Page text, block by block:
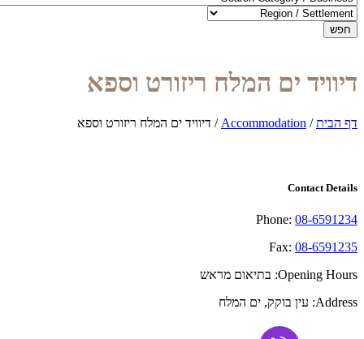
חפש
דיוויד ים המלח ריזורט וספא
דף הבית/
Accommodation
/ דיוויד ים המלח ריזורט וספא
Contact Details
Phone: 08-6591234
Fax: 08-6591235
Opening Hours: בתיאום מראש
Address: עין בוקק, ים המלח